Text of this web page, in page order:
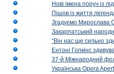
Нові імена поруч із
Пішов із життя
Згадуємо Мирослава
Закарпатський
“Він нас ще сильно
Ентоні Гопкінс
37-й Міжнародний
Українська Opera